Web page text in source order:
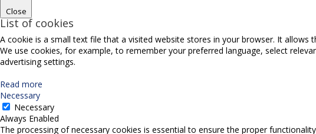
Close
List of cookies
A cookie is a small text file that a visited website stores in your browser. It
We use cookies, for example, to remember your preferred language, select
advertising settings.
Read more
Necessary
Necessary
Always Enabled
The processing of necessary cookies is essential to ensure the proper